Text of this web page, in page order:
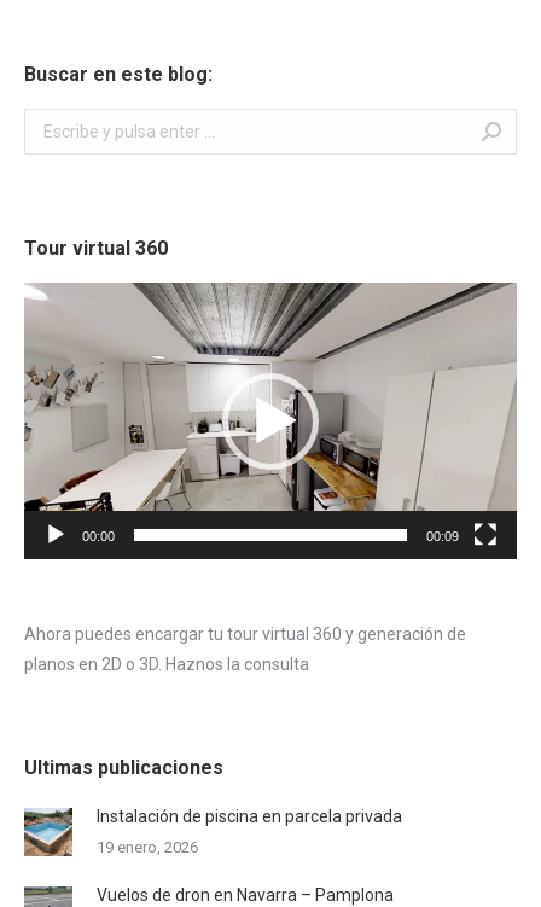
Buscar en este blog:
Buscar:
Tour virtual 360
Reproductor
00:00 00:09
Ahora puedes encargar tu tour virtual 360 y generación de
planos en 2D o 3D. Haznos la consulta
Ultimas publicaciones
Instalación de piscina en parcela privada
19 enero, 2026
Vuelos de dron en Navarra – Pamplona